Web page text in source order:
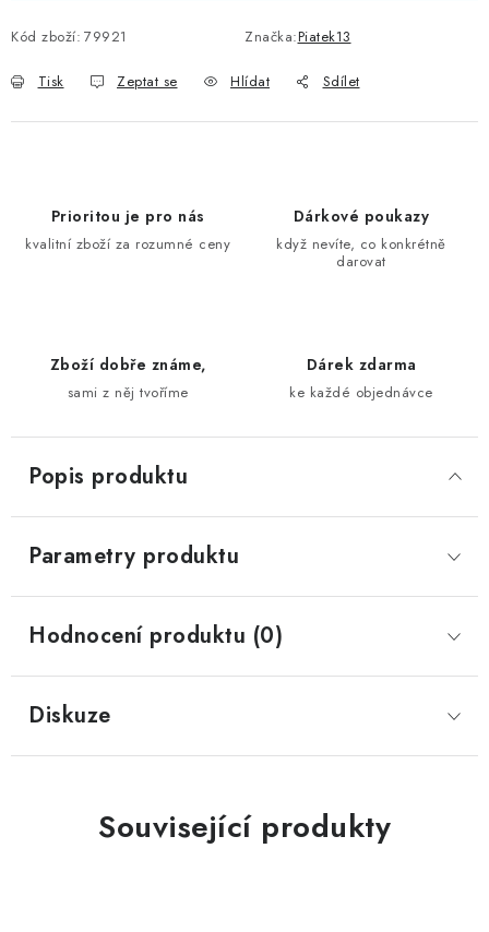
Kód zboží: 79921 Značka:Piatek13
Tisk Zeptat se Hlídat Sdílet
Prioritou je pro nás
kvalitní zboží za rozumné ceny
Dárkové poukazy
když nevíte, co konkrétně
darovat
Zboží dobře známe,
sami z něj tvoříme
Dárek zdarma
ke každé objednávce
Popis produktu
Parametry produktu
Hodnocení produktu (0)
Diskuze
Související produkty